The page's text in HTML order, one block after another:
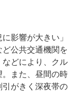
影響が大きい」
公共交通機関を
どにより、クル
また、昼間の時
がきく深夜帯の